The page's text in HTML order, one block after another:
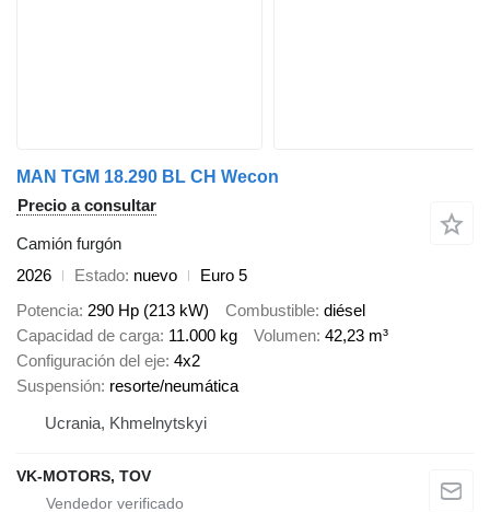
MAN TGM 18.290 BL CH Wecon
Precio a consultar
Camión furgón
2026
Estado nuevo
Euro 5
Potencia 290 Hp (213 kW) Combustible diésel
Capacidad de carga 11.000 kg Volumen 42,23 m³
Configuración del eje 4x2
Suspensión resorte/neumática
Ucrania, Khmelnytskyi
VK-MOTORS, TOV